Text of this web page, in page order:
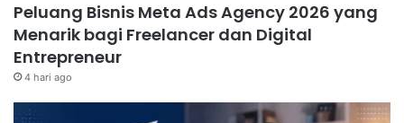
Peluang Bisnis Meta Ads Agency 2026 yang
Menarik bagi Freelancer dan Digital
Entrepreneur
4 hari ago